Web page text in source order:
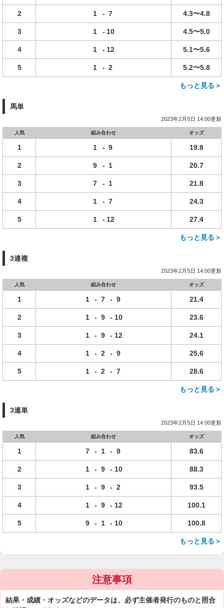
2 1 - 7 4.3〜4.8
3 1 - 10 4.5〜5.0
4 1 - 12 5.1〜5.6
5 1 - 2 5.2〜5.8
もっと見る＞
馬単
2023年2月5日 14:00更新
人気 組み合わせ オッズ
1 1 - 9 19.8
2 9 - 1 20.7
3 7 - 1 21.8
4 1 - 7 24.3
5 1 - 12 27.4
もっと見る＞
3連複
2023年2月5日 14:00更新
人気 組み合わせ オッズ
1 1 - 7 - 9 21.4
2 1 - 9 - 10 23.6
3 1 - 9 - 12 24.1
4 1 - 2 - 9 25.6
5 1 - 2 - 7 28.6
もっと見る＞
3連単
2023年2月5日 14:00更新
人気 組み合わせ オッズ
1 7 - 1 - 9 83.6
2 1 - 9 - 10 88.3
3 1 - 9 - 2 93.5
4 1 - 9 - 12 100.1
5 9 - 1 - 10 100.8
もっと見る＞
注意事項
結果・成績・オッズなどのデータは、必ず主催者発行のものと照合